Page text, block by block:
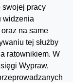
swojej pracy
widzenia
na same
tej służby
ratownikiem. W
Wypraw,